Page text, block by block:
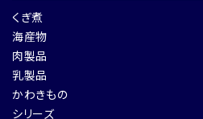
くぎ煮
海産物
肉製品
乳製品
かわきもの
シリーズ